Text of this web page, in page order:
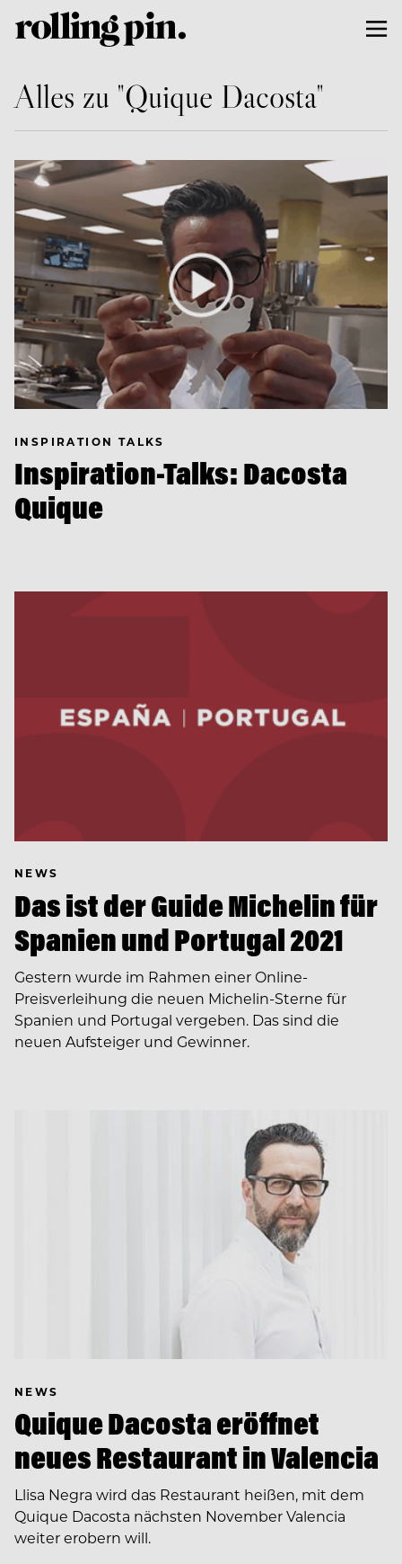
Alles zu "Quique Dacosta"
INSPIRATION TALKS
Inspiration-Talks: Dacosta
Quique
NEWS
Das ist der Guide Michelin für
Spanien und Portugal 2021
Gestern wurde im Rahmen einer Online-
Preisverleihung die neuen Michelin-Sterne für
Spanien und Portugal vergeben. Das sind die
neuen Aufsteiger und Gewinner.
NEWS
Quique Dacosta eröffnet
neues Restaurant in Valencia
Llisa Negra wird das Restaurant heißen, mit dem
Quique Dacosta nächsten November Valencia
weiter erobern will.